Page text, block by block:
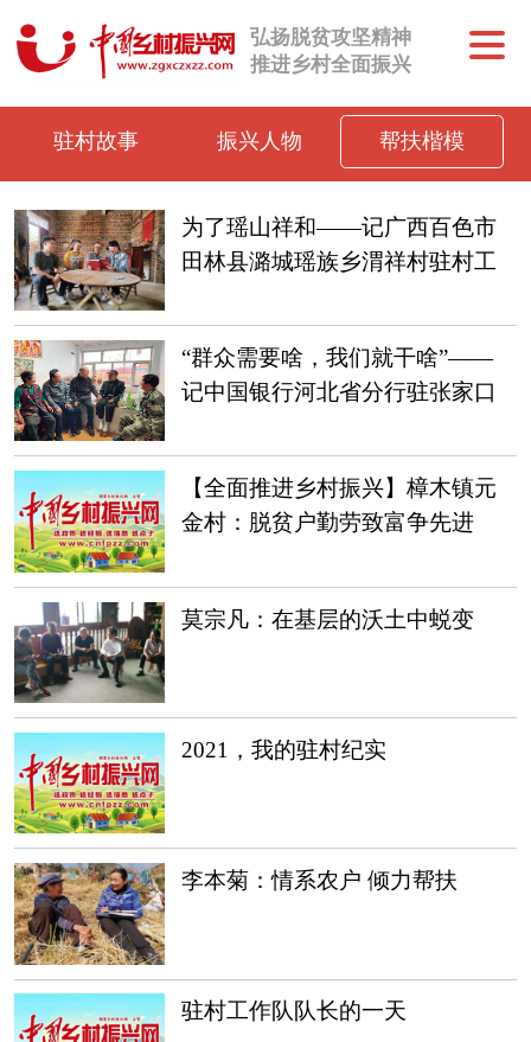
弘扬脱贫攻坚精神
推进乡村全面振兴
驻村故事 振兴人物 帮扶楷模
为了瑶山祥和——记广西百色市
田林县潞城瑶族乡渭祥村驻村工
“群众需要啥，我们就干啥”——
记中国银行河北省分行驻张家口
【全面推进乡村振兴】樟木镇元
金村：脱贫户勤劳致富争先进
莫宗凡：在基层的沃土中蜕变
2021，我的驻村纪实
李本菊：情系农户 倾力帮扶
驻村工作队队长的一天